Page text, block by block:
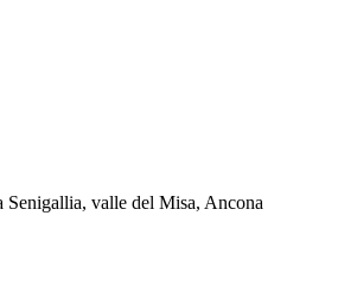
valle del Misa, Ancona